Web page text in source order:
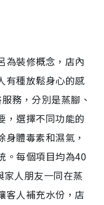
為裝修概念，店內
有種放鬆身心的感
務，分別是蒸腳、
，選擇不同功能的
體毒素和濕氣，
。每個項目均為40
人朋友一同在蒸
客人補充水份，店